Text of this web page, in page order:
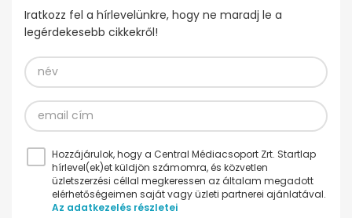
Iratkozz fel a hírlevelünkre, hogy ne maradj le a
legérdekesebb cikkekről!
Hozzájárulok, hogy a Central Médiacsoport Zrt. Startlap
hírlevel(ek)et küldjön számomra, és közvetlen
üzletszerzési céllal megkeressen az általam megadott
elérhetőségeimen saját vagy üzleti partnerei ajánlatával.
Az adatkezelés részletei